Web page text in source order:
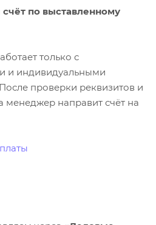
по выставленному
только с
и индивидуальными
проверки реквизитов и
менеджер направит счёт на